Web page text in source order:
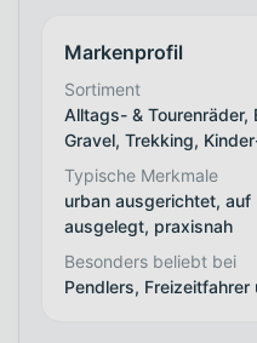
Markenprofil
Sortiment
Alltags- & Tourenräder,
Gravel, Trekking,
Typische Merkmale
urban ausgerichtet, auf
ausgelegt, praxisnah
Besonders beliebt bei
Pendlers, Freizeitfahrer